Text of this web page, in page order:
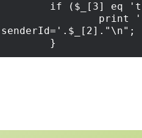
if ($_[3] eq
print 'Enter
senderId='.$_[2]."\n";
	}